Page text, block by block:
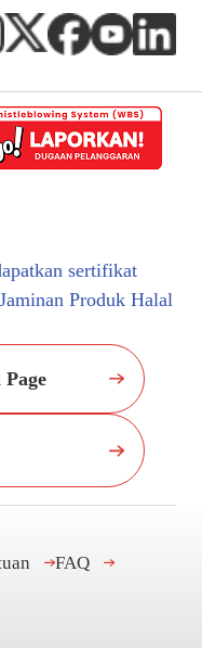
sertifikat
Produk Halal
FAQ